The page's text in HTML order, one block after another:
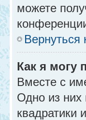
можете
Вернуться
Как я могу
Вместе с
Одно из них
квадратики